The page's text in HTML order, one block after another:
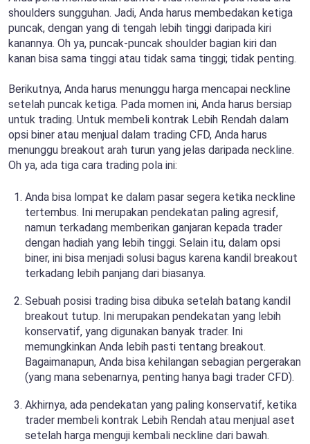
shoulders sungguhan. Jadi, Anda harus membedakan ketiga
puncak, dengan yang di tengah lebih tinggi daripada kiri
kanannya. Oh ya, puncak-puncak shoulder bagian kiri dan
kanan bisa sama tinggi atau tidak sama tinggi; tidak penting.
Berikutnya, Anda harus menunggu harga mencapai neckline
setelah puncak ketiga. Pada momen ini, Anda harus bersiap
untuk trading. Untuk membeli kontrak Lebih Rendah dalam
opsi biner atau menjual dalam trading CFD, Anda harus
menunggu breakout arah turun yang jelas daripada neckline.
Oh ya, ada tiga cara trading pola ini:
Anda bisa lompat ke dalam pasar segera ketika neckline
tertembus. Ini merupakan pendekatan paling agresif,
namun terkadang memberikan ganjaran kepada trader
dengan hadiah yang lebih tinggi. Selain itu, dalam opsi
biner, ini bisa menjadi solusi bagus karena kandil breakout
terkadang lebih panjang dari biasanya.
Sebuah posisi trading bisa dibuka setelah batang kandil
breakout tutup. Ini merupakan pendekatan yang lebih
konservatif, yang digunakan banyak trader. Ini
memungkinkan Anda lebih pasti tentang breakout.
Bagaimanapun, Anda bisa kehilangan sebagian pergerakan
(yang mana sebenarnya, penting hanya bagi trader CFD).
Akhirnya, ada pendekatan yang paling konservatif, ketika
trader membeli kontrak Lebih Rendah atau menjual aset
setelah harga menguji kembali neckline dari bawah.